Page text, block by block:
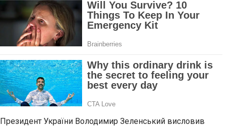
Президент України Володимир Зеленський висловив